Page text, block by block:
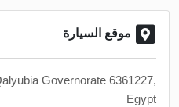
موقع السيارة
Governorate 6361227,
Egypt